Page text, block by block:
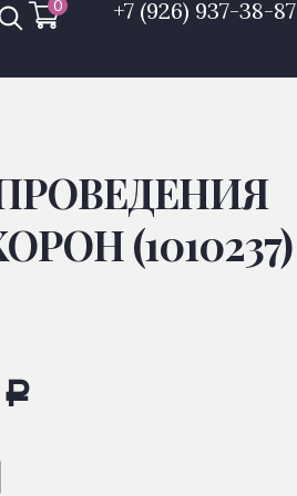
0 +7 (926) 937-38-87
(1010237)
Р